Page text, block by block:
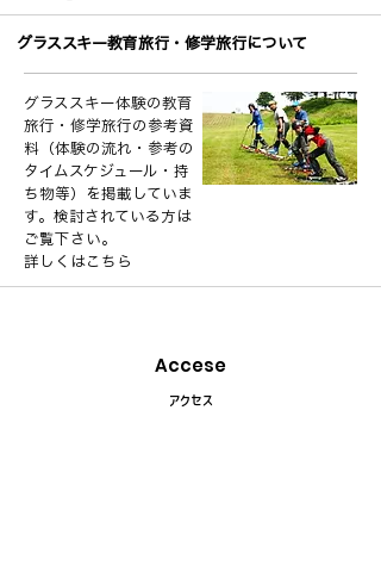
グラススキー教育旅行・修学旅行について
グラススキー体験の教育
旅行・修学旅行の参考資
料（体験の流れ・参考の
タイムスケジュール・持
ち物等）を掲載していま
す。検討されている方は
ご覧下さい。
詳しくはこちら
Accese
​アクセス